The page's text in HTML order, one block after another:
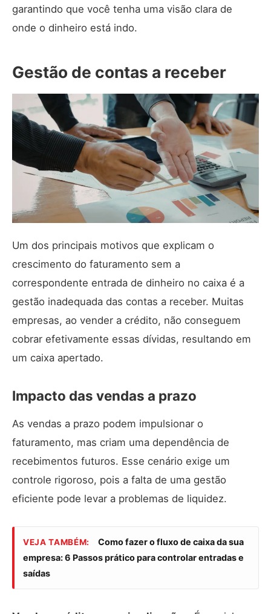
garantindo que você tenha uma visão clara de
onde o dinheiro está indo.
Gestão de contas a receber
Um dos principais motivos que explicam o
crescimento do faturamento sem a
correspondente entrada de dinheiro no caixa é a
gestão inadequada das contas a receber. Muitas
empresas, ao vender a crédito, não conseguem
cobrar efetivamente essas dívidas, resultando em
um caixa apertado.
Impacto das vendas a prazo
As vendas a prazo podem impulsionar o
faturamento, mas criam uma dependência de
recebimentos futuros. Esse cenário exige um
controle rigoroso, pois a falta de uma gestão
eficiente pode levar a problemas de liquidez.
VEJA TAMBÉM:
Como fazer o fluxo de caixa da sua
empresa: 6 Passos prático para controlar entradas e
saídas